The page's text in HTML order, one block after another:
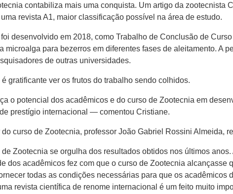
contabiliza mais uma conquista. Um artigo da
revista A1, maior classificação possível na área de estudo.
desenvolvido em 2018, como Trabalho de Conclusão de
microalga para bezerros em diferentes fases de aleitamento. A
de outras universidades.
gratificante ver os frutos do trabalho sendo colhidos.
o potencial dos acadêmicos e do curso de Zootecnia em
prestígio internacional — comentou Cristiane.
curso de Zootecnia, professor João Gabriel Rossini Almeida,
Zootecnia se orgulha dos resultados obtidos nos últimos
dos acadêmicos fez com que o curso de Zootecnia
todas as condições necessárias para que os
revista científica de renome internacional é um feito muito